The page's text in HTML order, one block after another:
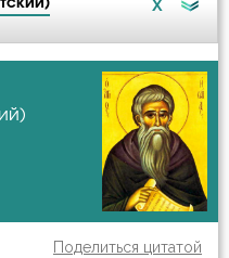
X
Поделиться цитатой